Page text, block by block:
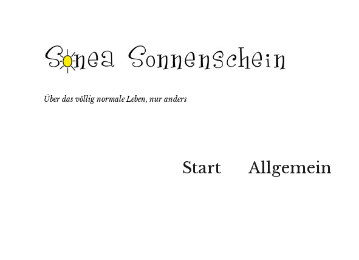
Über das völlig normale Leben, nur anders
Start Allgemein